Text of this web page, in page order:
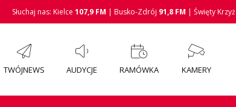
Słuchaj nas: Kielce 107,9 FM | Busko-Zdrój 91,8 FM | Święty Krzyż
TWÓJNEWS AUDYCJE RAMÓWKA KAMERY